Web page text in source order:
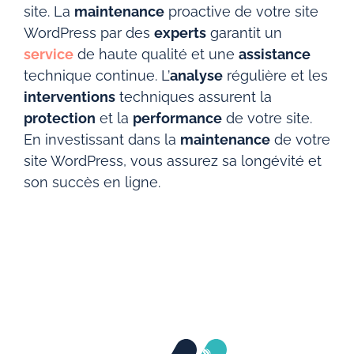
site. La maintenance proactive de votre site
WordPress par des experts garantit un
service de haute qualité et une assistance
technique continue. L’analyse régulière et les
interventions techniques assurent la
protection et la performance de votre site.
En investissant dans la maintenance de votre
site WordPress, vous assurez sa longévité et
son succès en ligne.